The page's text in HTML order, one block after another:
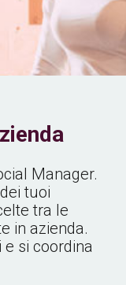
Manager.
tuoi
tra le
in azienda.
si coordina